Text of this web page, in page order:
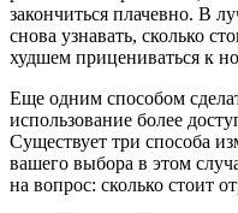
закончиться плачевно. В
снова узнавать, сколько
худшем прицениваться к
Еще одним способом
использование более
Существует три способа
вашего выбора в этом
на вопрос: сколько стоит